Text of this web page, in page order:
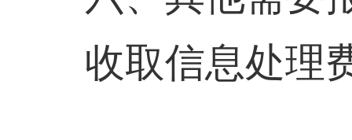
收取信息处理